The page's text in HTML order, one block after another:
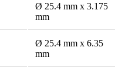
Ø 25.4 mm x 3.175
mm
Ø 25.4 mm x 6.35
mm